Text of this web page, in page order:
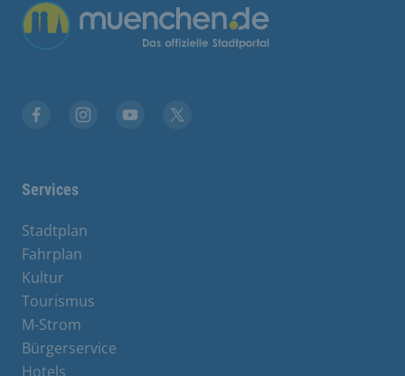
Übergreifende Links
Services
Stadtplan
Fahrplan
Kultur
Tourismus
M-Strom
Bürgerservice
Hotels